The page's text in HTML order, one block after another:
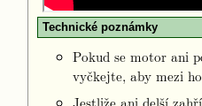
Technické poznámky
Pokud se motor ani
vyčkejte, aby mezi